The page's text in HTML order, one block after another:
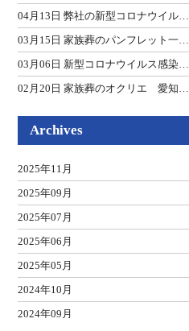
04月13日 弊社の新型コロナウイル…
03月15日 家族葬のパンフレット一…
03月06日 新型コロナウイルス感染…
02月20日 家族葬のオクリエ 愛知…
Archives
2025年11月
2025年09月
2025年07月
2025年06月
2025年05月
2024年10月
2024年09月